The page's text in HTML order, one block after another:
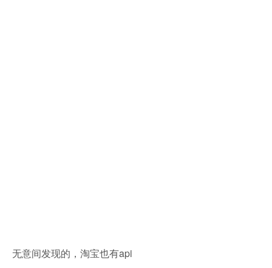
无意间发现的，淘宝也有api